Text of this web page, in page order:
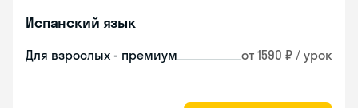
Испанский язык
Для взрослых - премиум от 1590 ₽ / урок